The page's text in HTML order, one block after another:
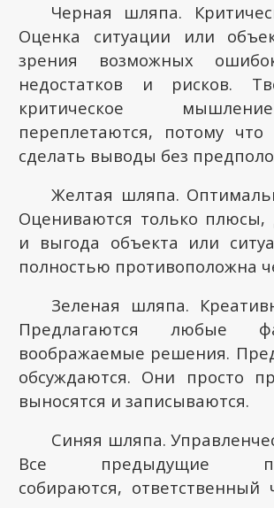
Черная шляпа.
Оценка ситуации или
зрения возможных
недостатков и рисков.
критическое
переплетаются, потому что
сделать выводы без
Желтая шляпа.
Оцениваются только плюсы,
и выгода объекта или
полностью противоположна
Зеленая шляпа.
Предлагаются любые
воображаемые решения.
обсуждаются. Они просто
выносятся и записываются.
Синяя шляпа.
Все предыдущие
собираются, ответственный